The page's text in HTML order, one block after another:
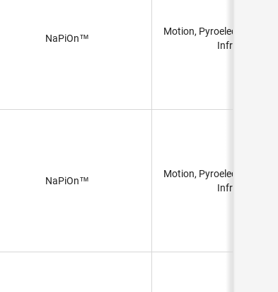
NaPiOn™
Motion, Pyroelectric, PIR
Infrared)
NaPiOn™
Motion, Pyroelectric, PIR
Infrared)